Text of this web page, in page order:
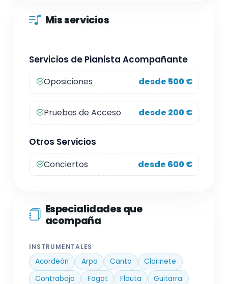
Mis servicios
Servicios de Pianista Acompañante
Oposiciones desde 500 €
Pruebas de Acceso desde 200 €
Otros Servicios
Conciertos desde 600 €
Especialidades que
acompaña
INSTRUMENTALES
Acordeón Arpa Canto
Clarinete
Contrabajo
Fagot Flauta
Guitarra